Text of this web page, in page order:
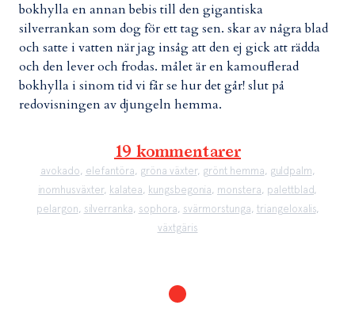
bokhylla en annan bebis till den gigantiska
silverrankan som dog för ett tag sen. skar av några blad
och satte i vatten när jag insåg att den ej gick att rädda
och den lever och frodas. målet är en kamouflerad
bokhylla i sinom tid vi får se hur det går! slut på
redovisningen av djungeln hemma.
19 kommentarer
avokado, elefantöra, gröna växter, grönt hemma, guldpalm,
inomhusväxter, kalatea, kungsbegonia, monstera, palettblad,
pelargon, silverranka, sophora, svärmorstunga, triangeloxalis,
växtgäris